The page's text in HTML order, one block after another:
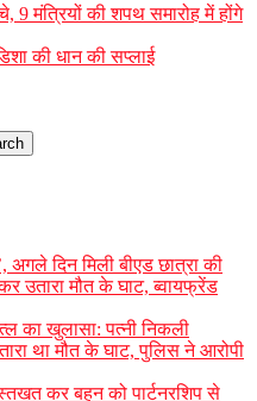
9 मंत्रियों की शपथ समारोह में होंगे
की धान की सप्लाई
अगले दिन मिली बीएड छात्रा की
उतारा मौत के घाट, ब्वायफ्रेंड
का खुलासा: पत्नी निकली
था मौत के घाट, पुलिस ने आरोपी
कर बहन को पार्टनरशिप से